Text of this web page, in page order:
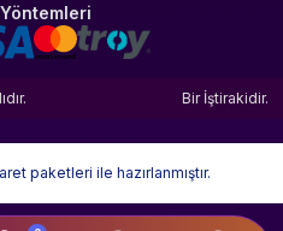
Bir İştirakidir.
paketleri ile hazırlanmıştır.